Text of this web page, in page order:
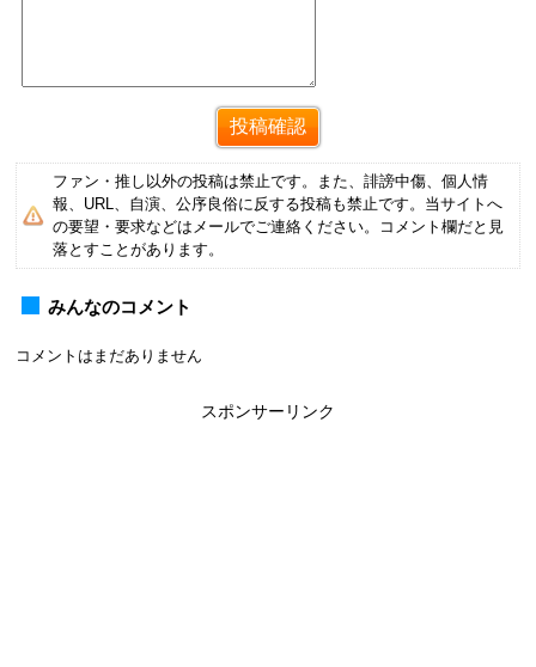
ファン・推し以外の投稿は禁止です。また、誹謗中傷、個人情
報、URL、自演、公序良俗に反する投稿も禁止です。当サイトへ
の要望・要求などはメールでご連絡ください。コメント欄だと見
落とすことがあります。
みんなのコメント
コメントはまだありません
スポンサーリンク